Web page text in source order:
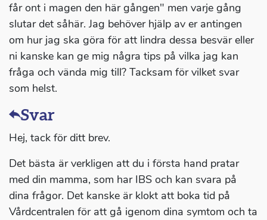
får ont i magen den här gången" men varje gång
slutar det såhär. Jag behöver hjälp av er antingen
om hur jag ska göra för att lindra dessa besvär eller
ni kanske kan ge mig några tips på vilka jag kan
fråga och vända mig till? Tacksam för vilket svar
som helst.
Svar
Hej, tack för ditt brev.
Det bästa är verkligen att du i första hand pratar
med din mamma, som har IBS och kan svara på
dina frågor. Det kanske är klokt att boka tid på
Vårdcentralen för att gå igenom dina symtom och ta